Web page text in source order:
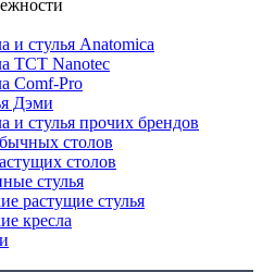
и стулья Anatomica
TCT Nanotec
Comf-Pro
Дэми
и стулья прочих брендов
столов
столов
стулья
растущие стулья
кресла